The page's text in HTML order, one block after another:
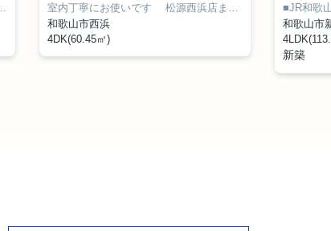
南海加太線「東松江」駅まで徒歩約11分
室内丁寧にお使いです
松源西浜店まで徒歩約8分
業務ス
和歌山市西浜
4DK(60.45㎡)
和歌山市
新築